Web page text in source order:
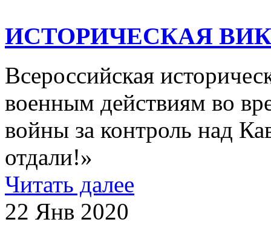
ИСТОРИЧЕСКАЯ
Всероссийская
военным действиям во
войны за контроль над
отдали!»
Читать далее
22 Янв 2020